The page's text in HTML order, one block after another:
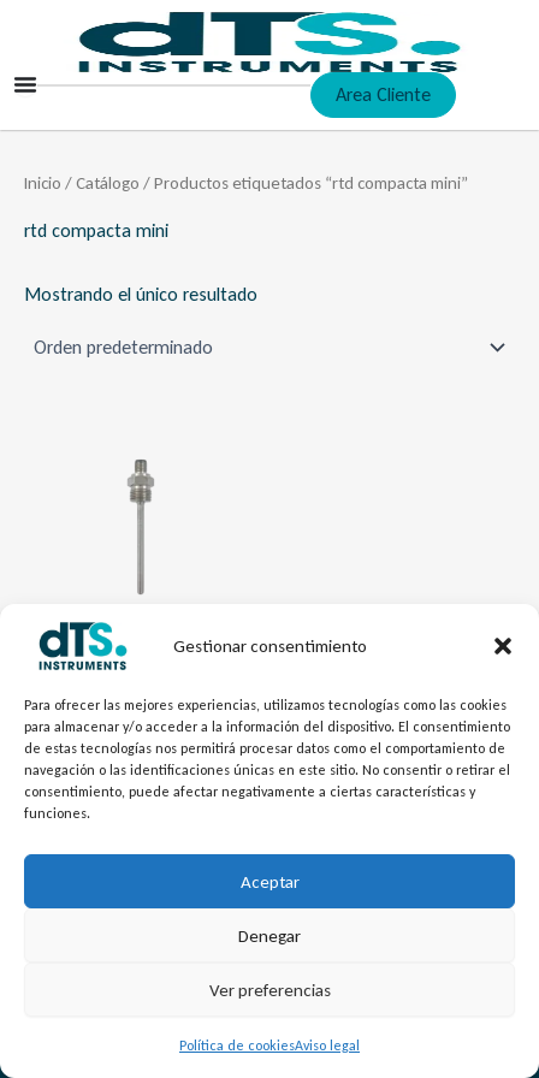
Gestionar consentimiento
Para ofrecer las mejores experiencias, utilizamos tecnologías como las cookies
para almacenar y/o acceder a la información del dispositivo. El consentimiento
de estas tecnologías nos permitirá procesar datos como el comportamiento de
navegación o las identificaciones únicas en este sitio. No consentir o retirar el
consentimiento, puede afectar negativamente a ciertas características y
funciones.
Aceptar
Denegar
Ver preferencias
Política de cookiesAviso legal
contenido
Area Cliente
Inicio /Catálogo / Productos etiquetados “rtd compacta mini”
rtd compacta mini
Mostrando el único resultado
Electrónica dTSTemp
RTD Compacta Mini TR50C
L
i
n
u